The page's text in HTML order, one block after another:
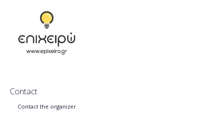
Contact
Contact the organizer